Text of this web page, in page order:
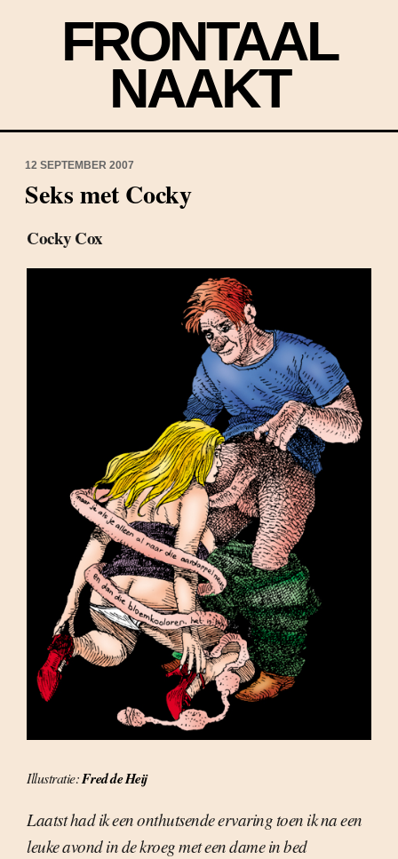
FRONTAAL
NAAKT
12 SEPTEMBER 2007
Seks met Cocky
Cocky Cox
Illustratie:Fred de Heij
Laatst had ik een onthutsende ervaring toen ik na een
leuke avond in de kroeg met een dame in bed